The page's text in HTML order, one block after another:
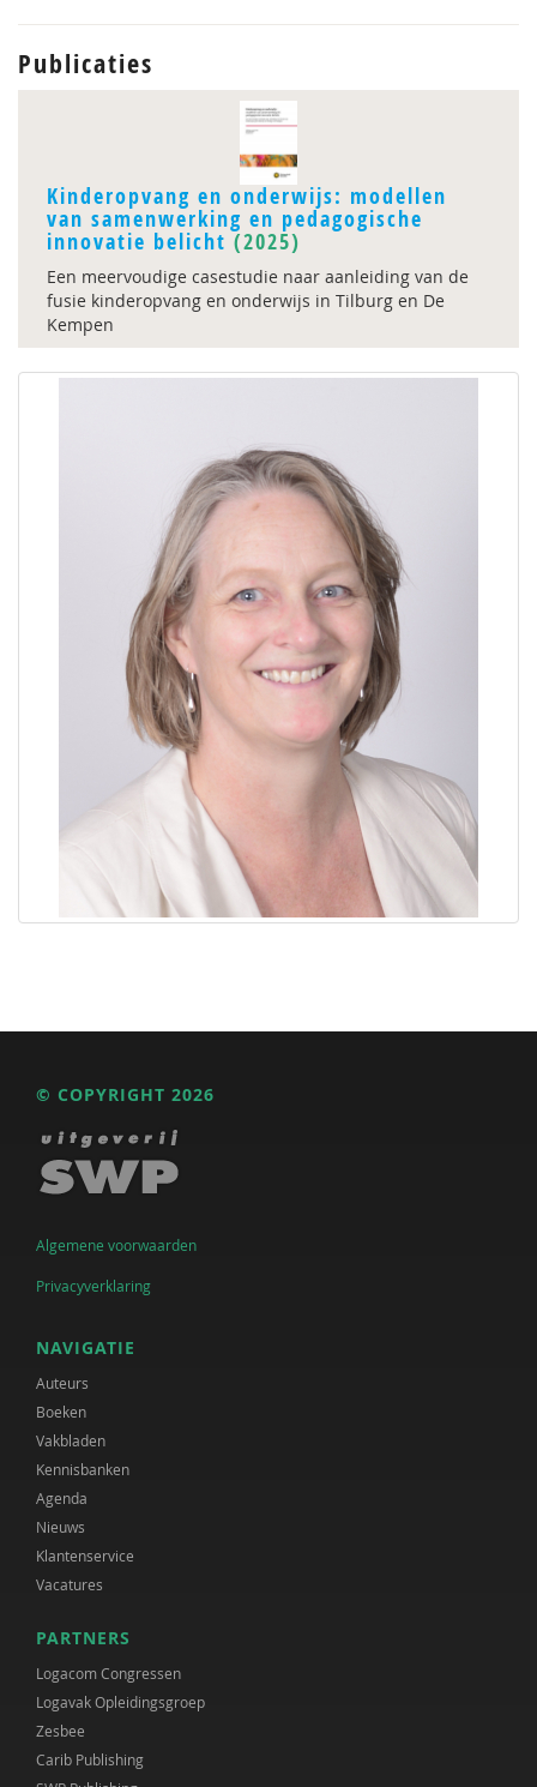
Publicaties
Kinderopvang en onderwijs: modellen
van samenwerking en pedagogische
innovatie belicht (2025)
Een meervoudige casestudie naar aanleiding van de
fusie kinderopvang en onderwijs in Tilburg en De
Kempen
© COPYRIGHT 2026
Algemene voorwaarden
Privacyverklaring
NAVIGATIE
Auteurs
Boeken
Vakbladen
Kennisbanken
Agenda
Nieuws
Klantenservice
Vacatures
PARTNERS
Logacom Congressen
Logavak Opleidingsgroep
Zesbee
Carib Publishing